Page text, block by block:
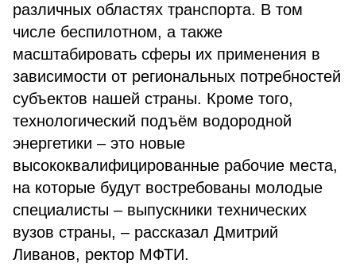
различных областях транспорта. В том
числе беспилотном, а также
масштабировать сферы их применения в
зависимости от региональных потребностей
субъектов нашей страны. Кроме того,
технологический подъём водородной
энергетики – это новые
высококвалифицированные рабочие места,
на которые будут востребованы молодые
специалисты – выпускники технических
вузов страны, – рассказал Дмитрий
Ливанов, ректор МФТИ.